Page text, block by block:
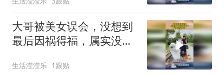
大哥被美女误会，没想到
最后因祸得福，属实没脸
生活滢滢乐 1跟贴